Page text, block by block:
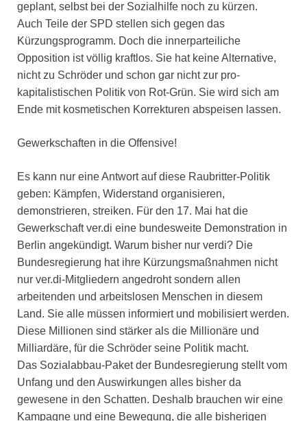
geplant, selbst bei der Sozialhilfe noch zu kürzen.
Auch Teile der SPD stellen sich gegen das
Kürzungsprogramm. Doch die innerparteiliche
Opposition ist völlig kraftlos. Sie hat keine Alternative,
nicht zu Schröder und schon gar nicht zur pro-
kapitalistischen Politik von Rot-Grün. Sie wird sich am
Ende mit kosmetischen Korrekturen abspeisen lassen.
Gewerkschaften in die Offensive!
Es kann nur eine Antwort auf diese Raubritter-Politik
geben: Kämpfen, Widerstand organisieren,
demonstrieren, streiken. Für den 17. Mai hat die
Gewerkschaft ver.di eine bundesweite Demonstration in
Berlin angekündigt. Warum bisher nur verdi? Die
Bundesregierung hat ihre Kürzungsmaßnahmen nicht
nur ver.di-Mitgliedern angedroht sondern allen
arbeitenden und arbeitslosen Menschen in diesem
Land. Sie alle müssen informiert und mobilisiert werden.
Diese Millionen sind stärker als die Millionäre und
Milliardäre, für die Schröder seine Politik macht.
Das Sozialabbau-Paket der Bundesregierung stellt vom
Unfang und den Auswirkungen alles bisher da
gewesene in den Schatten. Deshalb brauchen wir eine
Kampagne und eine Bewegung, die alle bisherigen